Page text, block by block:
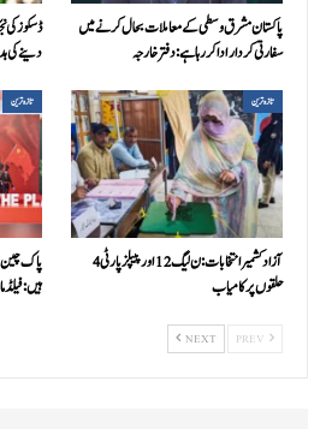
پاکستان مشرق وسطی کے معاملات بحال کرنے میں
سفارتی کردار ادا کررہا ہے: دفتر خارجہ
ڈسکوز کی
دینے کی
تازہ ترین
آزاد کشمیر انتخابات:ن ليگ 12 اور پیپلزپارٹی 4
حلقوں پر کامیاب
تازہ ترین
پاک چین
ہیں:
NEXT